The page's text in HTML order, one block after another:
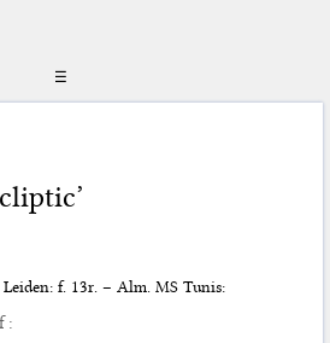
☰
f. 13r. – Alm. MS Tunis: